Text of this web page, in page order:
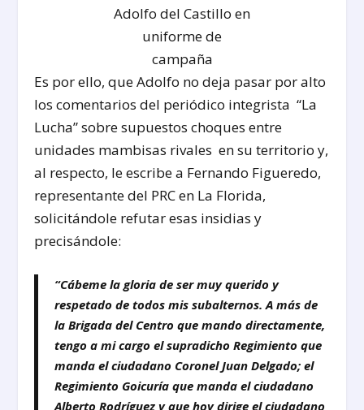
Adolfo del Castillo en
uniforme de
campaña
Es por ello, que Adolfo no deja pasar por alto
los comentarios del periódico integrista “La
Lucha” sobre supuestos choques entre
unidades mambisas rivales en su territorio y,
al respecto, le escribe a Fernando Figueredo,
representante del PRC en La Florida,
solicitándole refutar esas insidias y
precisándole:
“Cábeme la gloria de ser muy querido y
respetado de todos mis subalternos. A más de
la Brigada del Centro que mando directamente,
tengo a mi cargo el supradicho Regimiento que
manda el ciudadano Coronel Juan Delgado; el
Regimiento Goicuría que manda el ciudadano
Alberto Rodríguez y que hoy dirige el ciudadano